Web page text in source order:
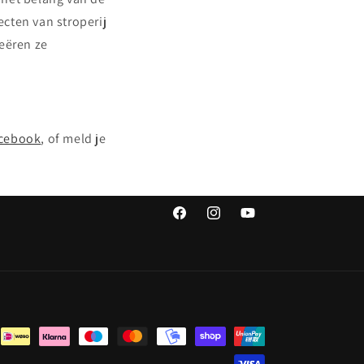
van stroperij
ze
, of meld je
FacebookInstagramYouTube